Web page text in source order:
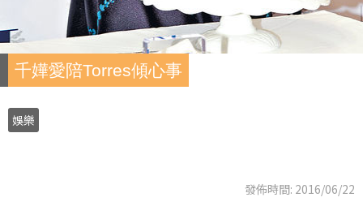
千嬅愛陪Torres傾心事
娛樂
發佈時間: 2016/06/22